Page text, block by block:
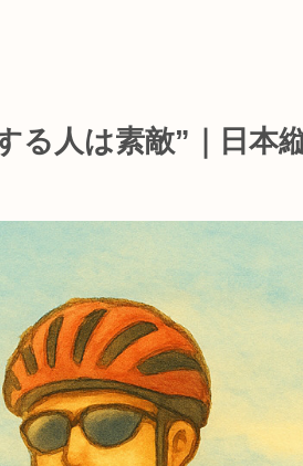
る人は素敵”｜日本